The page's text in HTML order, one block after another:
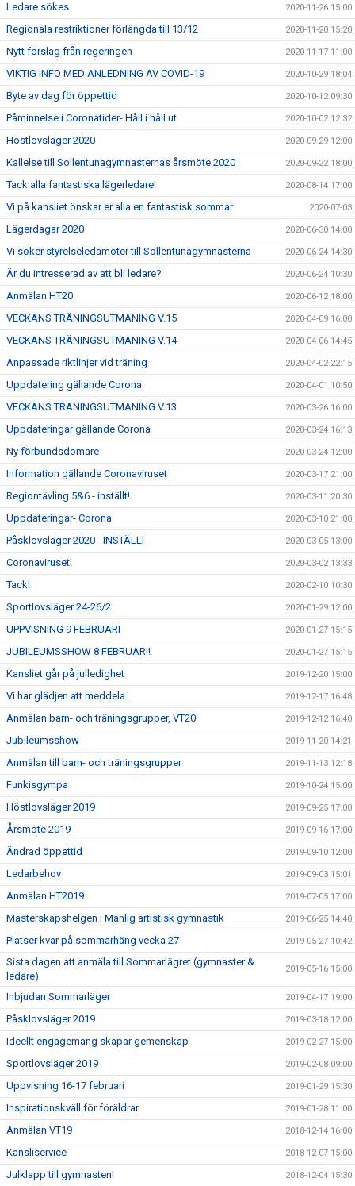
Ledare sökes 2020-11-26 15:00
Regionala restriktioner förlängda till 13/12 2020-11-20 15:20
Nytt förslag från regeringen 2020-11-17 11:00
VIKTIG INFO MED ANLEDNING AV COVID-19 2020-10-29 18:04
Byte av dag för öppettid 2020-10-12 09:30
Påminnelse i Coronatider- Håll i håll ut 2020-10-02 12:32
Höstlovsläger 2020 2020-09-29 12:00
Kallelse till Sollentunagymnasternas årsmöte 2020 2020-09-22 18:00
Tack alla fantastiska lägerledare! 2020-08-14 17:00
Vi på kansliet önskar er alla en fantastisk sommar 2020-07-03
Lägerdagar 2020 2020-06-30 14:00
Vi söker styrelseledamöter till Sollentunagymnasterna 2020-06-24 14:30
Är du intresserad av att bli ledare? 2020-06-24 10:30
Anmälan HT20 2020-06-12 18:00
VECKANS TRÄNINGSUTMANING V.15 2020-04-09 16:00
VECKANS TRÄNINGSUTMANING V.14 2020-04-06 14:45
Anpassade riktlinjer vid träning 2020-04-02 22:15
Uppdatering gällande Corona 2020-04-01 10:50
VECKANS TRÄNINGSUTMANING V.13 2020-03-26 16:00
Uppdateringar gällande Corona 2020-03-24 16:13
Ny förbundsdomare 2020-03-24 12:00
Information gällande Coronaviruset 2020-03-17 21:00
Regiontävling 5&6 - inställt! 2020-03-11 20:30
Uppdateringar- Corona 2020-03-10 21:00
Påsklovsläger 2020 - INSTÄLLT 2020-03-05 13:00
Coronaviruset! 2020-03-02 13:33
Tack! 2020-02-10 10:30
Sportlovsläger 24-26/2 2020-01-29 12:00
UPPVISNING 9 FEBRUARI 2020-01-27 15:15
JUBILEUMSSHOW 8 FEBRUARI! 2020-01-27 15:15
Kansliet går på julledighet 2019-12-20 15:00
Vi har glädjen att meddela... 2019-12-17 16:48
Anmälan barn- och träningsgrupper, VT20 2019-12-12 16:40
Jubileumsshow 2019-11-20 14:21
Anmälan till barn- och träningsgrupper 2019-11-13 12:18
Funkisgympa 2019-10-24 15:00
Höstlovsläger 2019 2019-09-25 17:00
Årsmöte 2019 2019-09-16 17:00
Ändrad öppettid 2019-09-10 12:00
Ledarbehov 2019-09-03 15:01
Anmälan HT2019 2019-07-05 17:00
Mästerskapshelgen i Manlig artistisk gymnastik 2019-06-25 14:40
Platser kvar på sommarhäng vecka 27 2019-05-27 10:42
Sista dagen att anmäla till Sommarlägret (gymnaster &
ledare)
2019-05-16 15:00
Inbjudan Sommarläger 2019-04-17 19:00
Påsklovsläger 2019 2019-03-18 12:00
Ideellt engagemang skapar gemenskap 2019-02-27 15:00
Sportlovsläger 2019 2019-02-08 09:00
Uppvisning 16-17 februari 2019-01-29 15:30
Inspirationskväll för föräldrar 2019-01-28 11:00
Anmälan VT19 2018-12-14 16:00
Kansliservice 2018-12-07 15:00
Julklapp till gymnasten! 2018-12-04 15:30